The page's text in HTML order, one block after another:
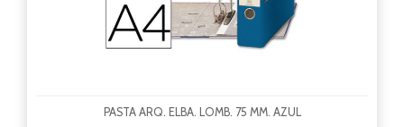
PASTA ARQ. ELBA. LOMB. 75 MM. AZUL